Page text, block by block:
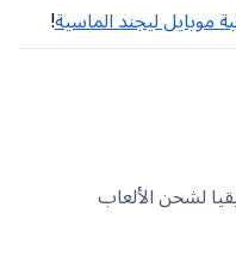
ليجند الماسية!
الألعاب